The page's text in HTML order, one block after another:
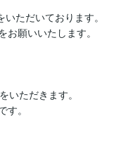
ただいております。
願いいたします。
ただきます。
。